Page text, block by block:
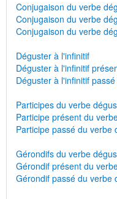
Conjugaison du verbe
Conjugaison du verbe
Conjugaison du verbe
Déguster à l'infinitif
Déguster à l'infinitif
Déguster à l'infinitif passé
Participes du verbe
Participe présent du
Participe passé du verbe
Gérondifs du verbe
Gérondif présent du
Gérondif passé du verbe